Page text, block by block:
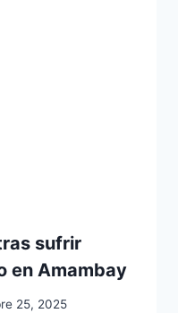
sufrir
en Amambay
25, 2025